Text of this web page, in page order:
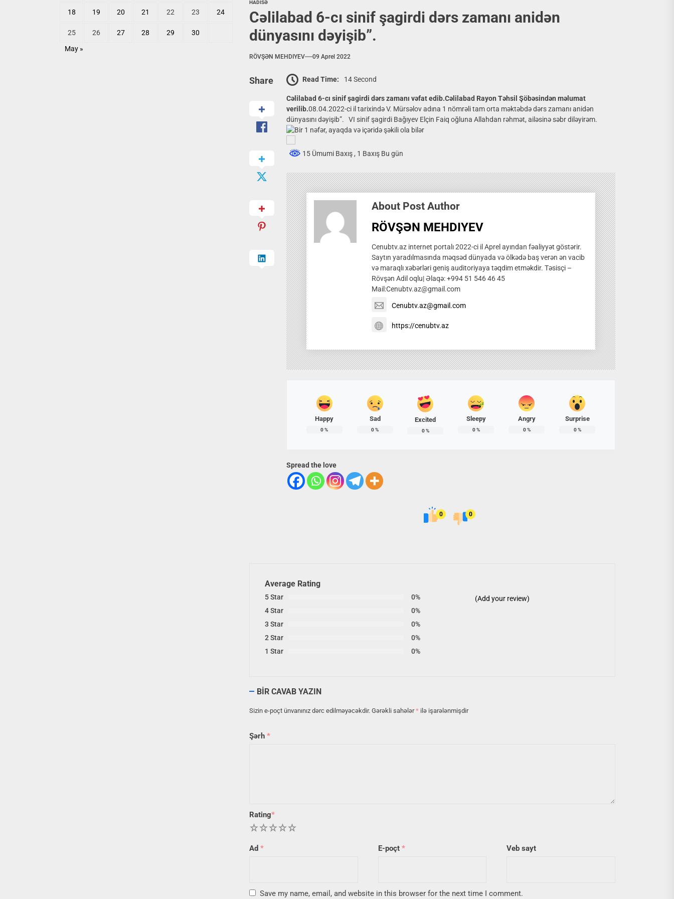
HADİSƏ
Cəlilabad 6-cı sinif şagirdi dərs zamanı anidən
dünyasını dəyişib”.
RÖVŞƏN MEHDIYEV 09 Aprel 2022
Share Read Time: 14 Second
Cəlilabad 6-cı sinif şagirdi dərs zamanı vəfat edib.Cəlilabad Rayon Təhsil Şöbəsindən məlumat
verilib.08.04.2022-ci il tarixində V. Mürsəlov adına 1 nömrəli tam orta məktəbdə dərs zamanı anidən
dünyasını dəyişib”. VI sinif şagirdi Bağıyev Elçin Faiq oğluna Allahdan rəhmət, ailəsinə səbr diləyirəm.
15 Ümumi Baxış, 1 Baxış Bu gün
About Post Author
RÖVŞƏN MEHDIYEV
Cenubtv.az internet portalı 2022-ci il Aprel ayından fəaliyyət göstərir.
Saytın yaradılmasında məqsəd dünyada və ölkədə baş verən ən vacib
və maraqlı xəbərləri geniş auditoriyaya təqdim etməkdir. Təsisçi –
Rövşən Adil oqlu| Əlaqə: +994 51 546 46 45
Mail:Cenubtv.az@gmail.com
Cenubtv.az@gmail.com
https://cenubtv.az
Happy
0%
Sad
0%
Excited
0%
Sleepy
0%
Angry
0%
Surprise
0%
Spread the love
0 0
Average Rating
5 Star
0%
4 Star
0%
3 Star
0%
2 Star
0%
1 Star
0%
(Add your review)
BIR CAVAB YAZIN
Sizin e-poçt ünvanınız dərc edilməyəcəkdir. Gərəkli sahələr* ilə işarələnmişdir
Şərh *
Rating*
5
4
3
2
Ad * E-poçt * Veb sayt
Save my name, email, and website in this browser for the next time I comment.
18 19 20 21 22 23 24
25 26 27 28 29
30
May »